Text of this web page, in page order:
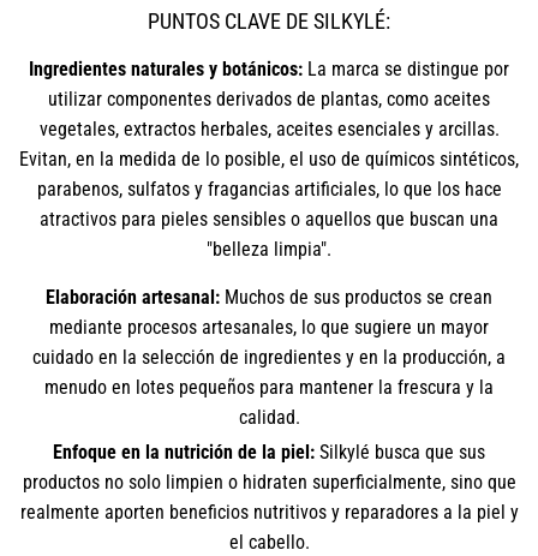
PUNTOS CLAVE DE SILKYLÉ:
Ingredientes naturales y botánicos: La marca se distingue por
utilizar componentes derivados de plantas, como aceites
vegetales, extractos herbales, aceites esenciales y arcillas.
Evitan, en la medida de lo posible, el uso de químicos sintéticos,
parabenos, sulfatos y fragancias artificiales, lo que los hace
atractivos para pieles sensibles o aquellos que buscan una
"belleza limpia".
Elaboración artesanal: Muchos de sus productos se crean
mediante procesos artesanales, lo que sugiere un mayor
cuidado en la selección de ingredientes y en la producción, a
menudo en lotes pequeños para mantener la frescura y la
calidad.
Enfoque en la nutrición de la piel: Silkylé busca que sus
productos no solo limpien o hidraten superficialmente, sino que
realmente aporten beneficios nutritivos y reparadores a la piel y
el cabello.